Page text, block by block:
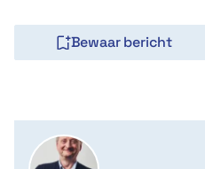
Bewaar bericht